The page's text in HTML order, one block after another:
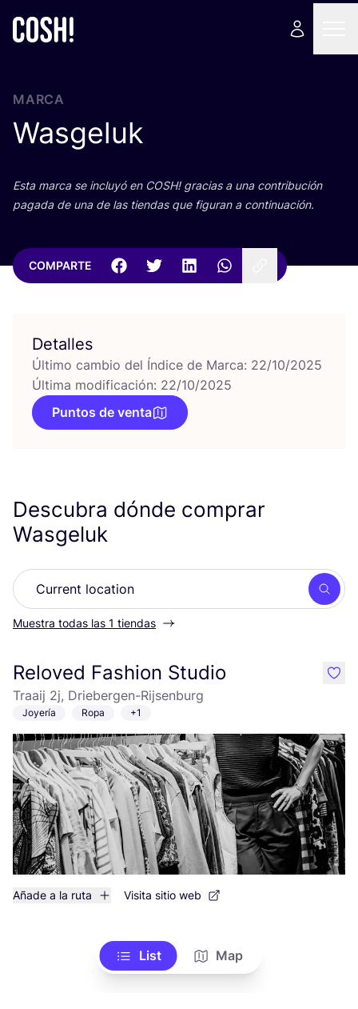
MARCA
Wasgeluk
Esta mar­ca se inclu­yó en COSH! gra­cias a una con­tri­bu­ción
paga­da de una de las tien­das que figu­ran a continuación.
COMPARTE
Detalles
Último cambio del Índice de Marca: 22/10/2025
Última modificación: 22/10/2025
Puntos de venta
Descubra dónde comprar
Wasgeluk
Muestra todas las 1 tiendas
Reloved Fashion Studio
Traaij 2j, Driebergen-Rijsenburg
Joyería Ropa +1
Añade a la ruta Visita sitio web
like
List Map